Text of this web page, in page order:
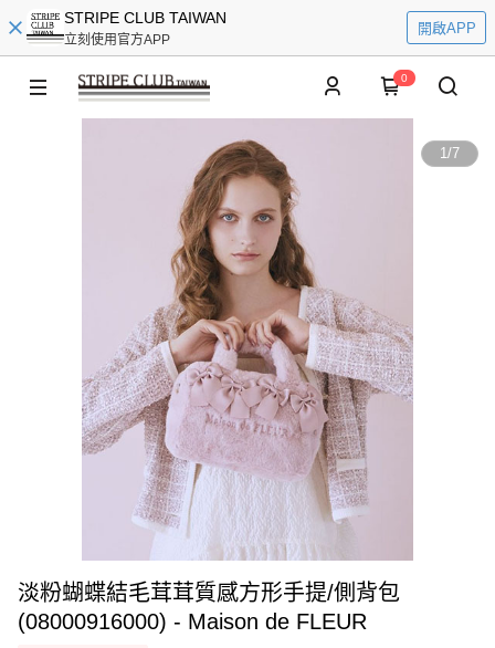
STRIPE CLUB TAIWAN
立刻使用官方APP
開啟APP
0
1/7
淡粉蝴蝶結毛茸茸質感方形手提/側背包
(08000916000) - Maison de FLEUR